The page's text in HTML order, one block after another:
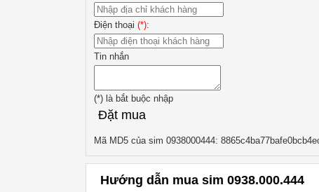
Điện thoại (*):
Tin nhắn
(*) là bắt buộc nhập
Đặt mua
Mã MD5 của sim 0938000444:
Hướng dẫn mua sim 0938.000.444